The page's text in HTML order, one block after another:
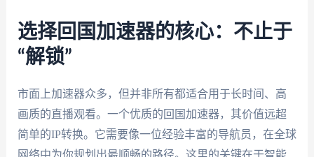
选择回国加速器的核心：不止于
“解锁”
市面上加速器众多，但并非所有都适合用于长时间、高
画质的直播观看。一个优质的回国加速器，其价值远超
简单的IP转换。它需要像一位经验丰富的导航员，在全球